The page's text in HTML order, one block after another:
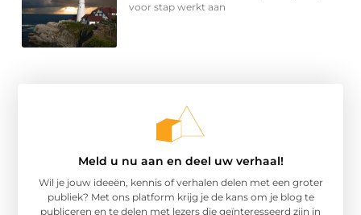
voor stap werkt aan
Meld u nu aan en deel uw verhaal!
Wil je jouw ideeën, kennis of verhalen delen met een groter
publiek? Met ons platform krijg je de kans om je blog te
publiceren en te delen met lezers die geïnteresseerd zijn in